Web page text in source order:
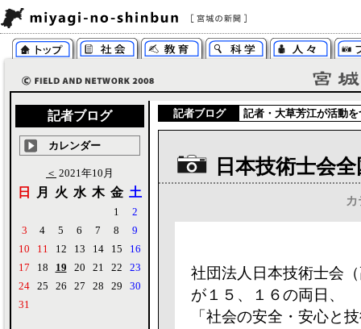
記者ブログ 記者・ 大草芳江が活動
日本技術士会
社団法人日本技術士会
が１５、１６の両日、
「社会の安全・安心と
記者ブログ
カレンダー
＜ 2021年10月
日 月 火 水 木 金 土
1
2
3
4 5 6 7 8
9
10
11 12 13 14 15
16
17
18 19 20 21 22
23
24 25 26 27 28 29
30
31